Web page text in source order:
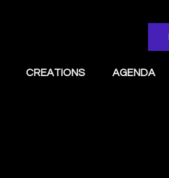
CREATIONS AGENDA